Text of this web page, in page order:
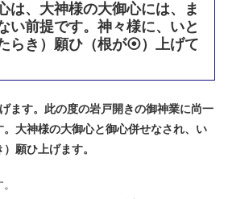
は、大神様の大御心には、ま
い前提です。神々様に、いと
らき）願ひ（根が⦿）上げて
ます。此の度の岩戸開きの御神業に尚一
大神様の大御心と御心併せなされ、い
願ひ上げます。